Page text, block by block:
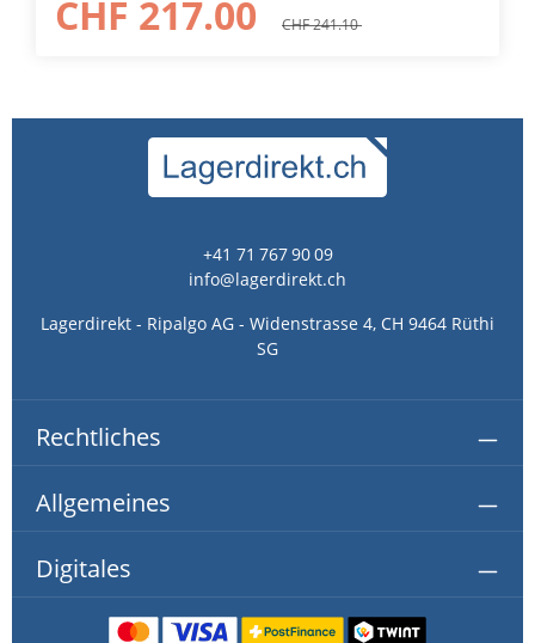
CHF 217.00 CHF 241.10
+41 71 767 90 09
info@lagerdirekt.ch
Lagerdirekt - Ripalgo AG - Widenstrasse 4, CH 9464 Rüthi
SG
Rechtliches
Allgemeines
Digitales